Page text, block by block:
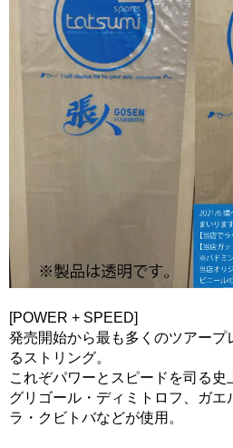
[POWER + SPEED]
発売開始から最も多くのツアープ
るストリング。
これぞパワーとスピードを司る史
グリゴール・ディミトロフ、ガエ
ラ・クビトバなどが使用。